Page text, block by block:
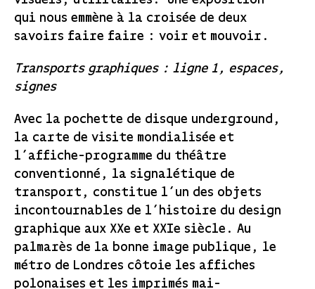
qui nous emmène à la croisée de deux
savoirs faire faire : voir et mouvoir.
Transports graphiques : ligne 1, espaces,
signes
Avec la pochette de disque underground,
la carte de visite mondialisée et
l’affiche-programme du théâtre
conventionné, la signalétique de
transport, constitue l’un des objets
incontournables de l’histoire du design
graphique aux XXe et XXIe siècle. Au
palmarès de la bonne image publique, le
métro de Londres côtoie les affiches
polonaises et les imprimés mai-